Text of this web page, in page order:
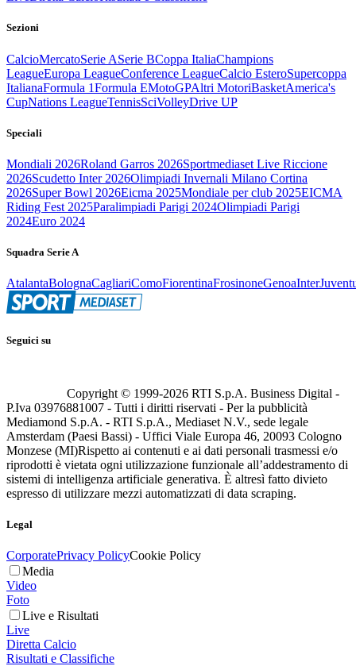
Sezioni
CalcioMercatoSerie ASerie BCoppa ItaliaChampions
LeagueEuropa LeagueConference LeagueCalcio EsteroSupercoppa
ItalianaFormula 1Formula EMotoGPAltri MotoriBasketAmerica's
CupNations LeagueTennisSciVolleyDrive UP
Speciali
Mondiali 2026Roland Garros 2026Sportmediaset Live Riccione
2026Scudetto Inter 2026Olimpiadi Invernali Milano Cortina
2026Super Bowl 2026Eicma 2025Mondiale per club 2025EICMA
Riding Fest 2025Paralimpiadi Parigi 2024Olimpiadi Parigi
2024Euro 2024
Squadra Serie A
AtalantaBolognaCagliariComoFiorentinaFrosinoneGenoaInter
Seguici su
Copyright © 1999-2026 RTI S.p.A. Business Digital -
P.Iva 03976881007 - Tutti i diritti riservati - Per la pubblicità
Mediamond S.p.A. - RTI S.p.A., Mediaset N.V., sede legale
Amsterdam (Paesi Bassi) - Uffici Viale Europa 46, 20093 Cologno
Monzese (MI)Rispetto ai contenuti e ai dati personali trasmessi e/o
riprodotti è vietata ogni utilizzazione funzionale all’addestramento di
sistemi di intelligenza artificiale generativa. È altresì fatto divieto
espresso di utilizzare mezzi automatizzati di data scraping.
Legal
CorporatePrivacy PolicyCookie Policy
Media
Video
Foto
Live e Risultati
Live
Diretta Calcio
Risultati e Classifiche